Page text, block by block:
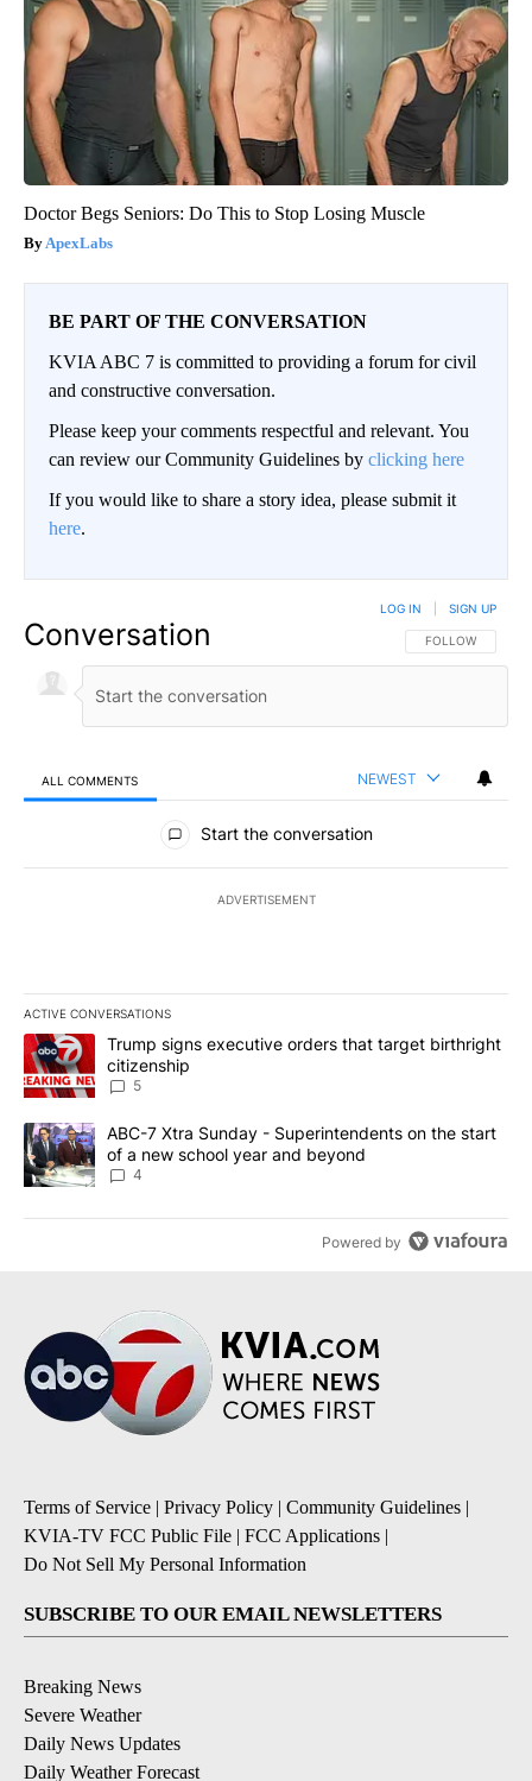
Doctor Begs Seniors: Do This to Stop Losing Muscle
ApexLabs
BE PART OF THE CONVERSATION
KVIA ABC 7 is committed to providing a forum for civil
and constructive conversation.
Please keep your comments respectful and relevant. You
can review our Community Guidelines by clicking here
If you would like to share a story idea, please submit it
here.
Conversation FOLLOW THIS
FOLLOW
LOG IN SIGN UP
ALL COMMENTS NEWEST
All Comments
Start the conversation
ADVERTISEMENT
ACTIVE CONVERSATIONS
The following is a list of the most commented articles in the last
A trending article titled "Trump signs executive orders that
Trump signs executive orders that target birthright
citizenship
5
A trending article titled "ABC-7 Xtra Sunday - Superintendents
ABC-7 Xtra Sunday - Superintendents on the start
of a new school year and beyond
4
Powered by
Terms of Service | Privacy Policy | Community Guidelines |
KVIA-TV FCC Public File | FCC Applications |
Do Not Sell My Personal Information
SUBSCRIBE TO OUR EMAIL NEWSLETTERS
Breaking News
Severe Weather
Daily News Updates
Daily Weather Forecast